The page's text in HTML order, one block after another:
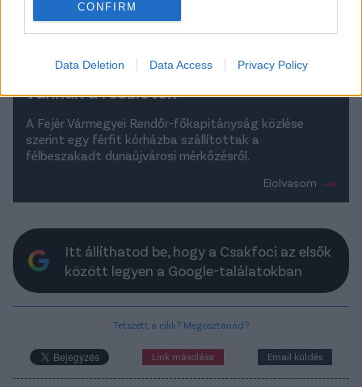
CONFIRM
Data Deletion Data Access Privacy Policy
Vérző és évekre eltiltott játékosok, a
rendőrség adott tájékoztatást a
botrányos magyar focimeccsről - itt
vannak a részletek
A Fejér Vármegyei Rendőr-főkapitányság közlése
szerint egy férfit kórházba szállítottak a
félbeszakadt dunaújvárosi mérkőzésről.
Elolvasom
Itt állíthatod be, hogy a Csakfoci az elsők
között legyen a Google-találatokban
Tetszett a cikk? Megosztanád?
Link másolása Email küldés